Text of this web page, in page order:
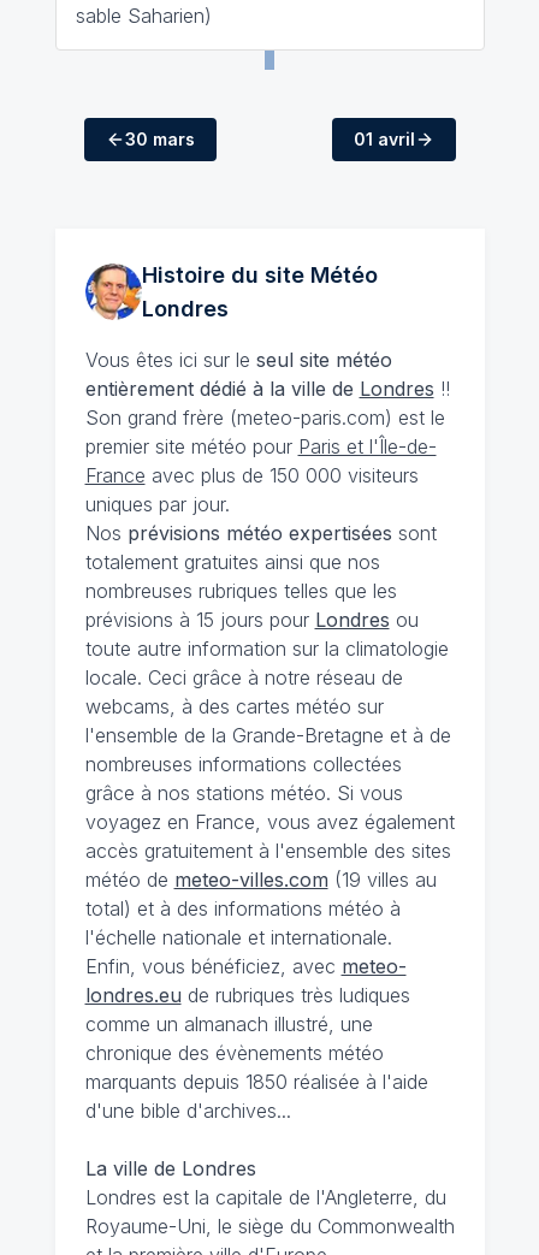
sable Saharien)
30 mars 01 avril
Histoire du site Météo
Londres
Vous êtes ici sur le seul site météo
entièrement dédié à la ville de Londres !!
Son grand frère (meteo-paris.com) est le
premier site météo pour Paris et l'Île-de-
France avec plus de 150 000 visiteurs
uniques par jour.
Nos prévisions météo expertisées sont
totalement gratuites ainsi que nos
nombreuses rubriques telles que les
prévisions à 15 jours pour Londres ou
toute autre information sur la climatologie
locale. Ceci grâce à notre réseau de
webcams, à des cartes météo sur
l'ensemble de la Grande-Bretagne et à de
nombreuses informations collectées
grâce à nos stations météo. Si vous
voyagez en France, vous avez également
accès gratuitement à l'ensemble des sites
météo de meteo-villes.com (19 villes au
total) et à des informations météo à
l'échelle nationale et internationale.
Enfin, vous bénéficiez, avec meteo-
londres.eu de rubriques très ludiques
comme un almanach illustré, une
chronique des évènements météo
marquants depuis 1850 réalisée à l'aide
d'une bible d'archives...
La ville de Londres
Londres est la capitale de l'Angleterre, du
Royaume-Uni, le siège du Commonwealth